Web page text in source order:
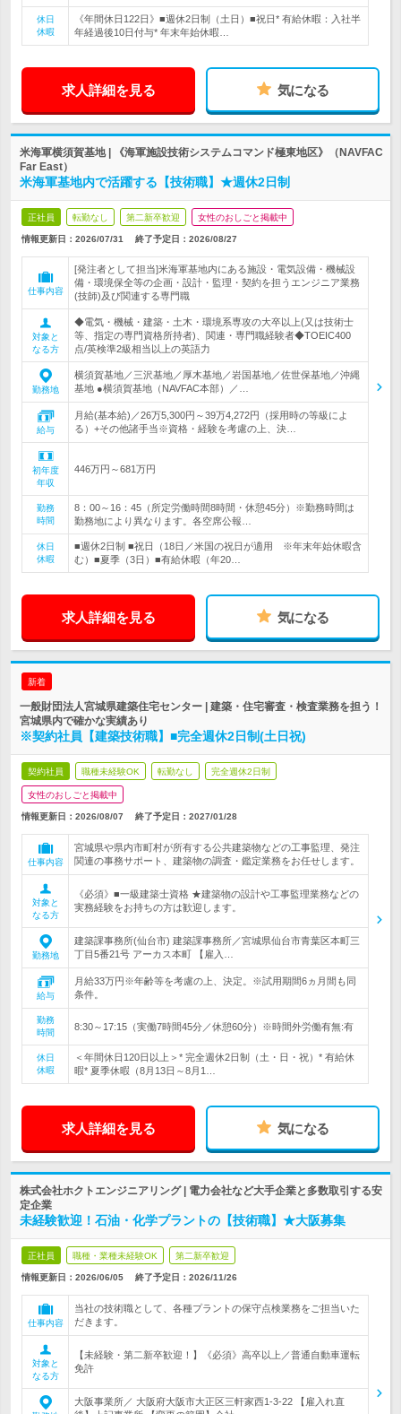
休日
休暇
《年間休日122日》■週休2日制（土日）■祝日* 有給休暇：入社半
年経過後10日付与* 年末年始休暇…
求人詳細を見る 気になる
米海軍横須賀基地 | 《海軍施設技術システムコマンド極東地区》（NAVFAC
Far East）
米海軍基地内で活躍する【技術職】★週休2日制
正社員 転勤なし 第二新卒歓迎 女性のおしごと掲載中
情報更新日：2026/07/31 終了予定日： 2026/08/27
仕事内容
[発注者として担当]米海軍基地内にある施設・電気設備・機械設
備・環境保全等の企画・設計・監理・契約を担うエンジニア業務
(技師)及び関連する専門職
対象と
なる方
◆電気・機械・建築・土木・環境系専攻の大卒以上(又は技術士
等、指定の専門資格所持者)、関連・専門職経験者◆TOEIC400
点/英検準2級相当以上の英語力
勤務地
横須賀基地／三沢基地／厚木基地／岩国基地／佐世保基地／沖縄
基地 ●横須賀基地（NAVFAC本部）／…
給与
月給(基本給)／26万5,300円～39万4,272円（採用時の等級によ
る）+その他諸手当※資格・経験を考慮の上、決…
初年度
年収
446万円～681万円
勤務
時間
8：00～16：45（所定労働時間8時間・休憩45分）※勤務時間は
勤務地により異なります。各空席公報…
休日
休暇
■週休2日制 ■祝日（18日／米国の祝日が適用 ※年末年始休暇含
む）■夏季（3日）■有給休暇（年20…
求人詳細を見る 気になる
新着
一般財団法人宮城県建築住宅センター | 建築・住宅審査・検査業務を担う！
宮城県内で確かな実績あり
※契約社員【建築技術職】■完全週休2日制(土日祝)
契約社員 職種未経験OK 転勤なし 完全週休2日制
女性のおしごと掲載中
情報更新日：2026/08/07 終了予定日： 2027/01/28
仕事内容
宮城県や県内市町村が所有する公共建築物などの工事監理、発注
関連の事務サポート、建築物の調査・鑑定業務をお任せします。
対象と
なる方
《必須》■一級建築士資格 ★建築物の設計や工事監理業務などの
実務経験をお持ちの方は歓迎します。
勤務地
建築課事務所(仙台市) 建築課事務所／宮城県仙台市青葉区本町三
丁目5番21号 アーカス本町 【雇入…
給与
月給33万円※年齢等を考慮の上、決定。※試用期間6ヵ月間も同
条件。
勤務
時間
8:30～17:15（実働7時間45分／休憩60分）※時間外労働有無:有
休日
休暇
＜年間休日120日以上＞* 完全週休2日制（土・日・祝）* 有給休
暇* 夏季休暇（8月13日～8月1…
求人詳細を見る 気になる
株式会社ホクトエンジニアリング | 電力会社など大手企業と多数取引する安
定企業
未経験歓迎！石油・化学プラントの【技術職】★大阪募集
正社員 職種・業種未経験OK 第二新卒歓迎
情報更新日：2026/06/05 終了予定日： 2026/11/26
仕事内容
当社の技術職として、各種プラントの保守点検業務をご担当いた
だきます。
対象と
なる方
【未経験・第二新卒歓迎！】《必須》高卒以上／普通自動車運転
免許
大阪事業所／ 大阪府大阪市大正区三軒家西1-3-22 【雇入れ直